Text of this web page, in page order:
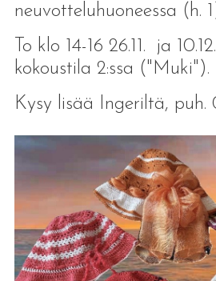
neuvotteluhuoneessa (h.
To klo 14-16 26.11. ja
kokoustila 2:ssa ("Muki").
Kysy lisää Ingeriltä, puh.